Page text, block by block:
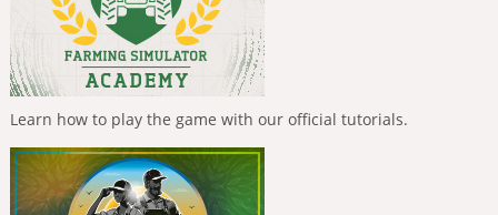
Learn how to play the game with our official tutorials.